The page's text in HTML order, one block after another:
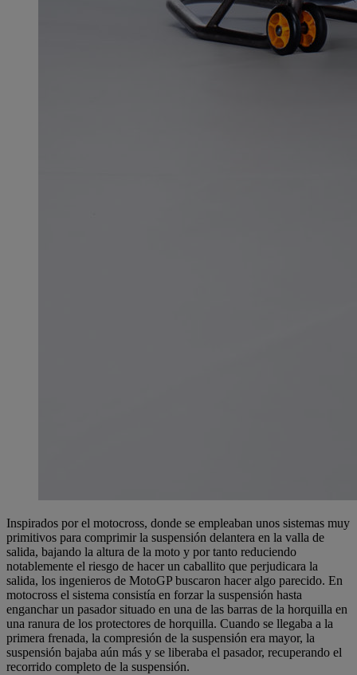
Inspirados por el motocross, donde se empleaban unos sistemas muy
primitivos para comprimir la suspensión delantera en la valla de
salida, bajando la altura de la moto y por tanto reduciendo
notablemente el riesgo de hacer un caballito que perjudicara la
salida, los ingenieros de MotoGP buscaron hacer algo parecido. En
motocross el sistema consistía en forzar la suspensión hasta
enganchar un pasador situado en una de las barras de la horquilla en
una ranura de los protectores de horquilla. Cuando se llegaba a la
primera frenada, la compresión de la suspensión era mayor, la
suspensión bajaba aún más y se liberaba el pasador, recuperando el
recorrido completo de la suspensión.